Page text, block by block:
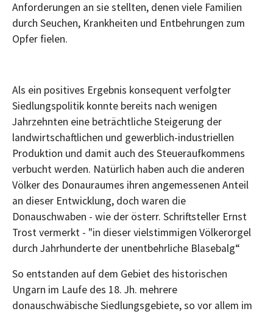
Anforderungen an sie stellten, denen viele Familien
durch Seuchen, Krankheiten und Entbehrungen zum
Opfer fielen.
Als ein positives Ergebnis konsequent verfolgter
Siedlungspolitik konnte bereits nach wenigen
Jahrzehnten eine beträchtliche Steigerung der
landwirtschaftlichen und gewerblich-industriellen
Produktion und damit auch des Steueraufkommens
verbucht werden. Natürlich haben auch die anderen
Völker des Donauraumes ihren angemessenen Anteil
an dieser Entwicklung, doch waren die
Donauschwaben - wie der österr. Schriftsteller Ernst
Trost vermerkt - "in dieser vielstimmigen Völkerorgel
durch Jahrhunderte der unentbehrliche Blasebalg“
So entstanden auf dem Gebiet des historischen
Ungarn im Laufe des 18. Jh. mehrere
donauschwäbische Siedlungsgebiete, so vor allem im